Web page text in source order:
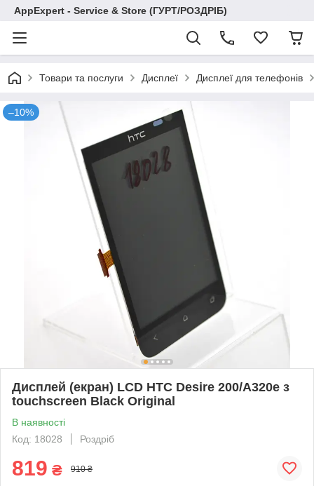
AppExpert - Service & Store (ГУРТ/РОЗДРІБ)
Товари та послуги Дисплеї Дисплеї для телефонів
–10%
Дисплей (екран) LCD HTC Desire 200/A320e з
touchscreen Black Original
В наявності
Код: 18028
Роздріб
819 ₴ 910 ₴